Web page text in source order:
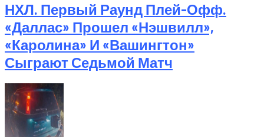
НХЛ. Первый Раунд Плей-Офф.
«Даллас» Прошел «Нэшвилл»,
«Каролина» И «Вашингтон»
Сыграют Седьмой Матч